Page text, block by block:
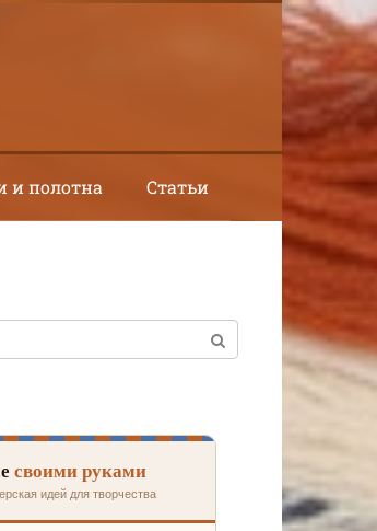
и полотна Статьи
своими руками
идей для творчества